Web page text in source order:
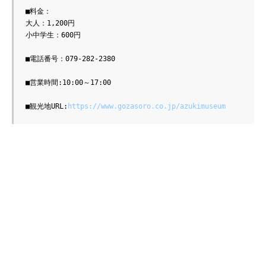
■料金：
大人：1,200円
小中学生：600円
■電話番号：079-282-2380
■営業時間:10:00～17:00
■観光地URL: https://www.gozasoro.co.jp/azukimuseum